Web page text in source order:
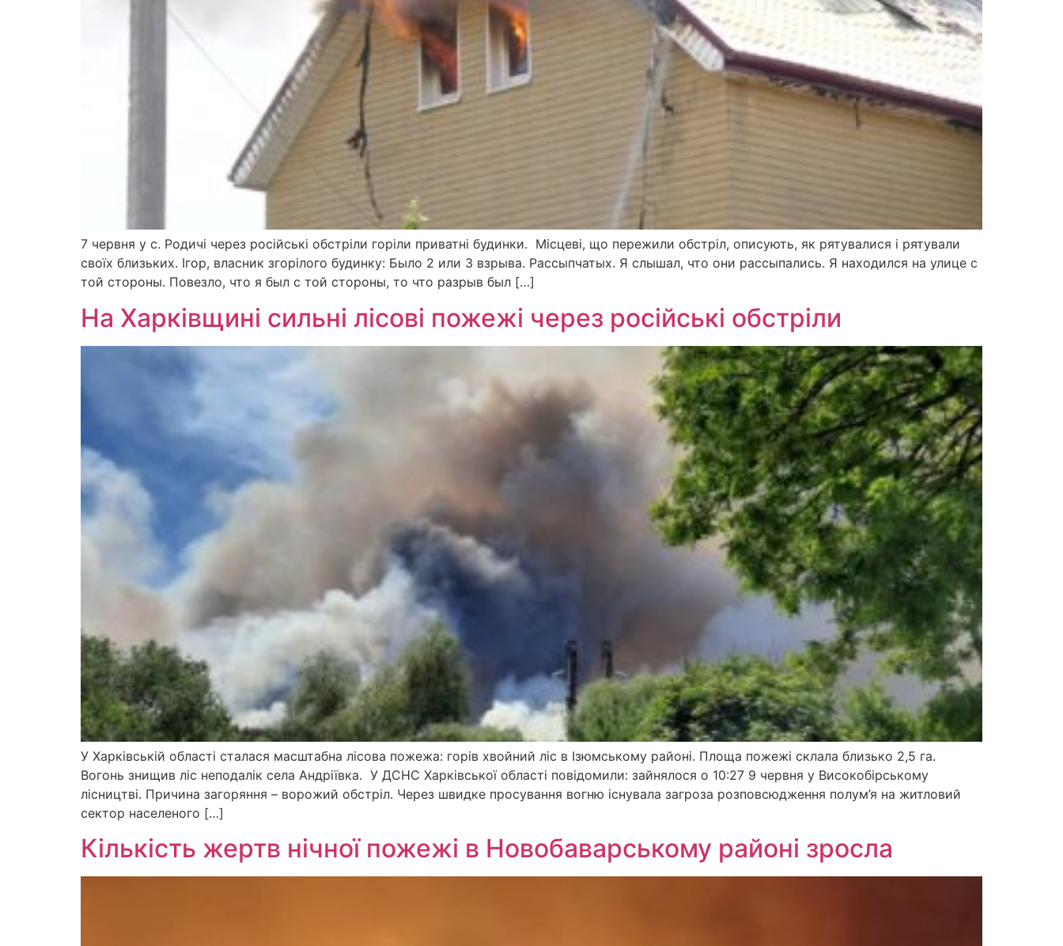
7 червня у с. Родичі через російські обстріли горіли приватні будинки. Місцеві, що пережили обстріл, описують, як рятувалися і рятували
своїх близьких. Ігор, власник згорілого будинку: Было 2 или 3 взрыва. Рассыпчатых. Я слышал, что они рассыпались. Я находился на улице с
той стороны. Повезло, что я был с той стороны, то что разрыв был […]
На Харківщині сильні лісові пожежі через російські обстріли
У Харківській області сталася масштабна лісова пожежа: горів хвойний ліс в Ізюмському районі. Площа пожежі склала близько 2,5 га.
Вогонь знищив ліс неподалік села Андріївка. У ДСНС Харківської області повідомили: зайнялося о 10:27 9 червня у Високобірському
лісництві. Причина загоряння – ворожий обстріл. Через швидке просування вогню існувала загроза розповсюдження полум’я на житловий
сектор населеного […]
Кількість жертв нічної пожежі в Новобаварському районі зросла